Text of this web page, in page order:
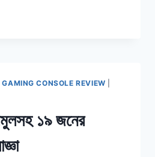
|GAMING CONSOLE REVIEW
১৯ জনের